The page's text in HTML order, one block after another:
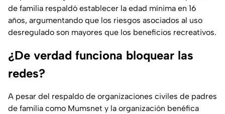
de familia respaldó establecer la edad mínima en 16
años, argumentando que los riesgos asociados al uso
desregulado son mayores que los beneficios recreativos.
¿De verdad funciona bloquear las
redes?
A pesar del respaldo de organizaciones civiles de padres
de familia como Mumsnet y la organización benéfica